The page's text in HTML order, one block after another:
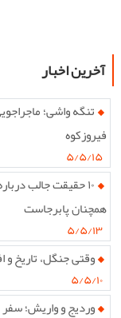
آخرین اخبار
تنگه واشی؛
فیروزکوه
۵/۵/۱۵
همچنان پابرجاست
۵/۵/۱۳
وقتی جنگل، تاریخ
۵/۵/۱۰
وردیج و واریش؛